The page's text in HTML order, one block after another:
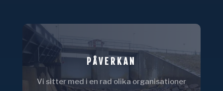
PÅVERKAN
Vi sitter med i en rad olika organisationer